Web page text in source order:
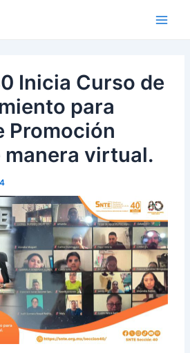
Main
Inicia Curso de
para
Promoción
virtual.